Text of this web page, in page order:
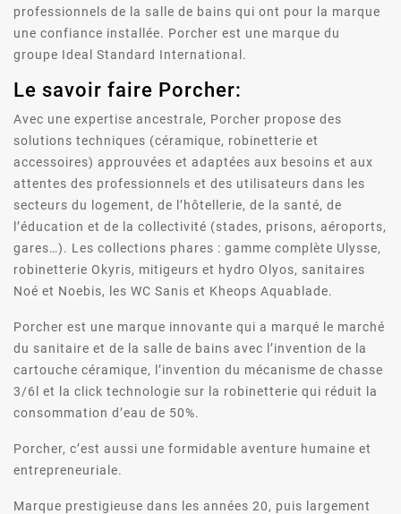
professionnels de la salle de bains qui ont pour la marque
une confiance installée. Porcher est une marque du
groupe Ideal Standard International.
Le savoir faire Porcher:
Avec une expertise ancestrale, Porcher propose des
solutions techniques (céramique, robinetterie et
accessoires) approuvées et adaptées aux besoins et aux
attentes des professionnels et des utilisateurs dans les
secteurs du logement, de l’hôtellerie, de la santé, de
l’éducation et de la collectivité (stades, prisons, aéroports,
gares…). Les collections phares : gamme complète Ulysse,
robinetterie Okyris, mitigeurs et hydro Olyos, sanitaires
Noé et Noebis, les WC Sanis et Kheops Aquablade.
Porcher est une marque innovante qui a marqué le marché
du sanitaire et de la salle de bains avec l’invention de la
cartouche céramique, l’invention du mécanisme de chasse
3/6l et la click technologie sur la robinetterie qui réduit la
consommation d’eau de 50%.
Porcher, c’est aussi une formidable aventure humaine et
entrepreneuriale.
Marque prestigieuse dans les années 20, puis largement